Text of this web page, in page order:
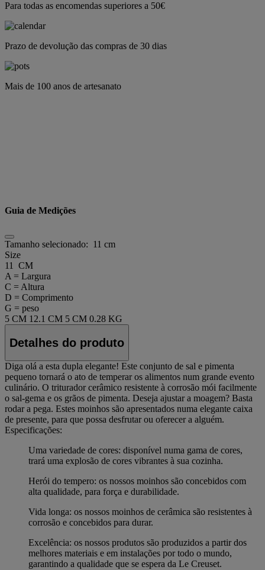
Para todas as encomendas superiores a 50€
Prazo de devolução das compras de 30 dias
Mais de 100 anos de artesanato
Guia de Medições
Tamanho selecionado: 11 cm
Size
11 CM
A = Largura
C = Altura
D = Comprimento
G = peso
5 CM 12.1 CM 5 CM 0.28 KG
Detalhes do produto
Diga olá a esta dupla elegante! Este conjunto de sal e pimenta
pequeno tornará o ato de temperar os alimentos num grande evento
culinário. O triturador cerâmico resistente à corrosão mói facilmente
o sal-gema e os grãos de pimenta. Deseja ajustar a moagem? Basta
rodar a pega. Estes moinhos são apresentados numa elegante caixa
de presente, para que possa desfrutar ou oferecer a alguém.
Especificações:
Uma variedade de cores: disponível numa gama de cores,
trará uma explosão de cores vibrantes à sua cozinha.
Herói do tempero: os nossos moinhos são concebidos com
alta qualidade, para força e durabilidade.
Vida longa: os nossos moinhos de cerâmica são resistentes à
corrosão e concebidos para durar.
Excelência: os nossos produtos são produzidos a partir dos
melhores materiais e em instalações por todo o mundo,
garantindo a qualidade que se espera da Le Creuset.